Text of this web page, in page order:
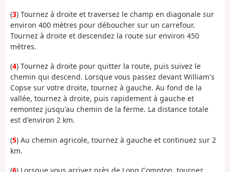
(3) Tournez à droite et traversez le champ en diagonale sur
environ 400 mètres pour déboucher sur un carrefour.
Tournez à droite et descendez la route sur environ 450
mètres.
(4) Tournez à droite pour quitter la route, puis suivez le
chemin qui descend. Lorsque vous passez devant William's
Copse sur votre droite, tournez à gauche. Au fond de la
vallée, tournez à droite, puis rapidement à gauche et
remontez jusqu'au chemin de la ferme. La distance totale
est d'environ 2 km.
(5) Au chemin agricole, tournez à gauche et continuez sur 2
km.